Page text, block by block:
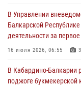
Состоялась рабочая
генерала армии
представителя
Кавказском
В Управлении
Балкарской
деятельности за
16 июля 2026, 06:55 3
В Кабардино-Балкарии
поджоге букмекерской